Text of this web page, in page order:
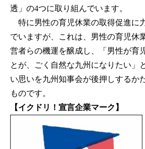
透」の4つに取り組んでいます。
特に男性の育児休業の取得促進に
でいますが、これは、男性の育児休
営者らの機運を醸成し、「男性が育
とが、ごく自然な九州になりたい」
い思いを九州知事会が後押しするか
ものです。
【イクドリ！宣言企業マーク】